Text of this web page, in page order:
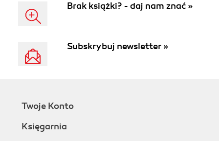
Brak książki? - daj nam znać »
Subskrybuj newsletter »
Twoje Konto
Księgarnia